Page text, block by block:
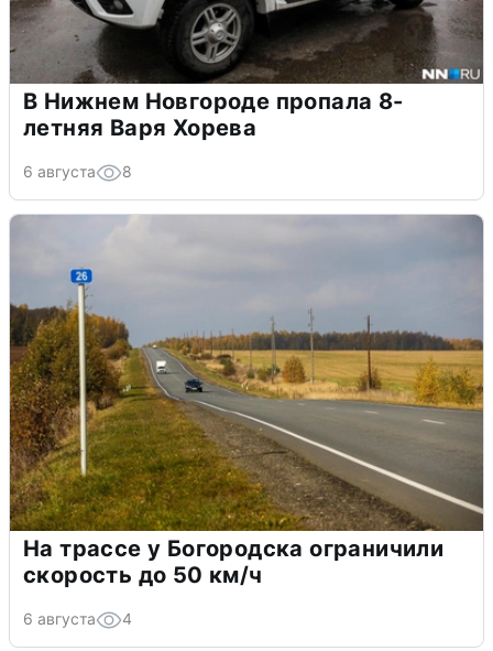
В Нижнем Новгороде пропала 8-
летняя Варя Хорева
6 августа 8
На трассе у Богородска ограничили
скорость до 50 км/ч
6 августа 4